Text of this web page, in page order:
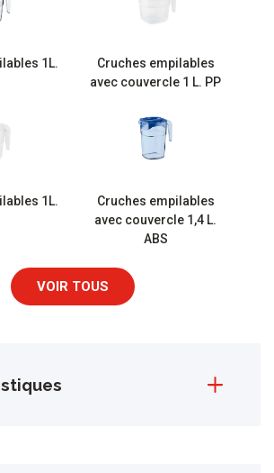
1L.
Cruches empilables
avec couvercle 1 L. PP
1L.
Cruches empilables
avec couvercle 1,4 L.
ABS
VOIR TOUS